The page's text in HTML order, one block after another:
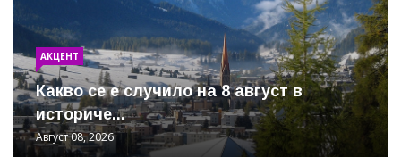
АКЦЕНТ
Какво се е случило на 8 август в
историче...
Август 08, 2026